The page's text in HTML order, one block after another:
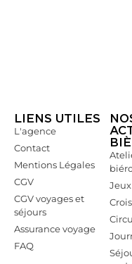
LIENS UTILES
L'agence
Contact
Mentions Légales
CGV
CGV voyages et
séjours
Assurance voyage
FAQ